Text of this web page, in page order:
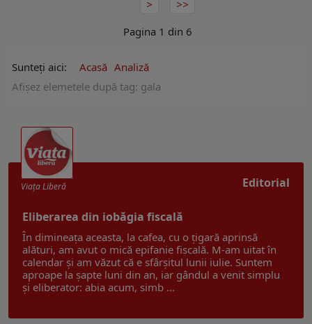
Pagina 1 din 6
Sunteți aici: Acasă Analiză
Afişez elemetele după tag: gala
Editorial
Viaţa Liberă
Eliberarea din iobăgia fiscală
În dimineața aceasta, la cafea, cu o țigară aprinsă
alături, am avut o mică epifanie fiscală. M-am uitat în
calendar și am văzut că e sfârșitul lunii iulie. Suntem
aproape la șapte luni din an, iar gândul a venit simplu
și eliberator: abia acum, simb ...